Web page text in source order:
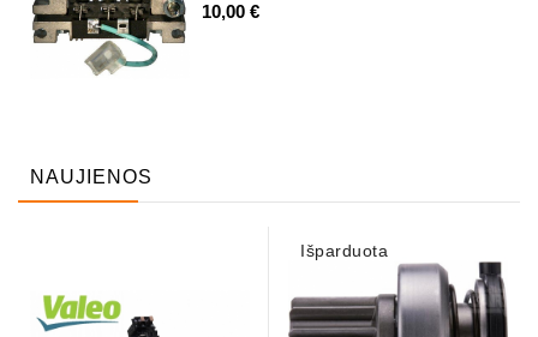
10,00 €
NAUJIENOS
Išparduota